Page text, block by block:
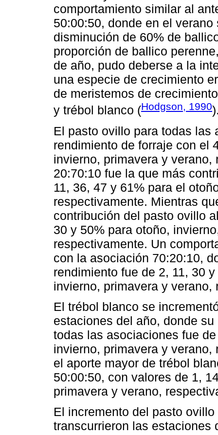
comportamiento similar al
50:00:50, donde en el
disminución de 60% de
proporción de ballico
de año, pudo deberse a la
una especie de crecimiento
de meristemos de
y trébol blanco (Hodgson, 1990
El pasto ovillo para todas las
rendimiento de forraje con el
invierno, primavera y
20:70:10 fue la que más
11, 36, 47 y 61% para el
respectivamente. Mientras
contribución del pasto ovillo
30 y 50% para otoño,
respectivamente. Un
con la asociación 70:20:10,
rendimiento fue de 2, 11, 30
invierno, primavera y verano,
El trébol blanco se
estaciones del año, donde
todas las asociaciones fue
invierno, primavera y
el aporte mayor de trébol
50:00:50, con valores de 1,
primavera y verano,
El incremento del pasto
transcurrieron las estaciones